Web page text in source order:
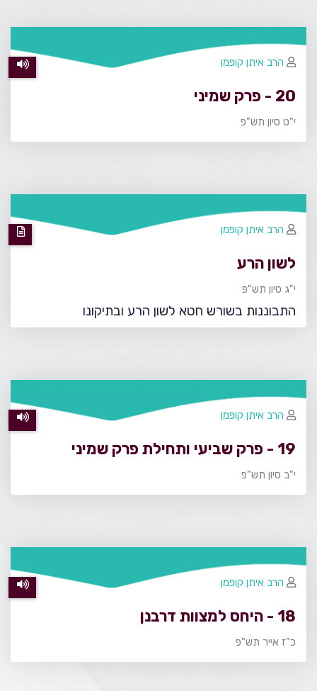
20 - פרק שמיני
י"ט סיון תש"פ
הרב איתן קופמן
לשון הרע
י"ג סיון תש"פ
התבוננות בשורש חטא לשון הרע ובתיקונו
הרב איתן קופמן
19 - פרק שביעי ותחילת פרק שמיני
י"ב סיון תש"פ
הרב איתן קופמן
18 - היחס למצוות דרבנן
כ"ז אייר תש"פ
הרב איתן קופמן